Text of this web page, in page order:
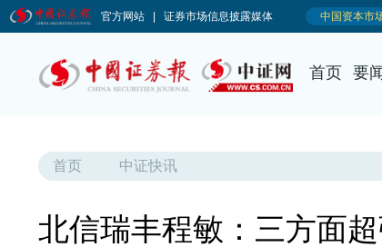
首页 要闻
首页 中证快讯
北信瑞丰程敏：三方面